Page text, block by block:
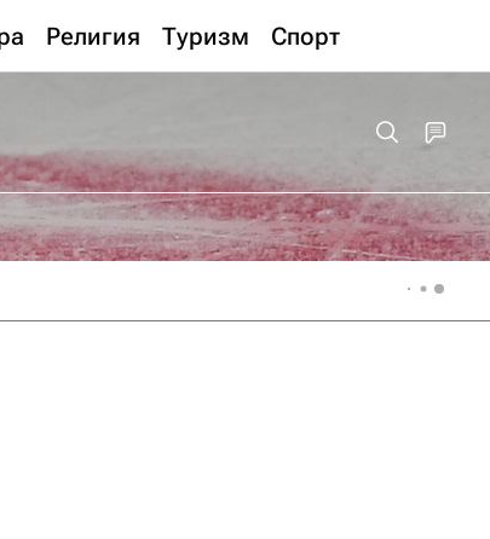
Религия Туризм Спорт